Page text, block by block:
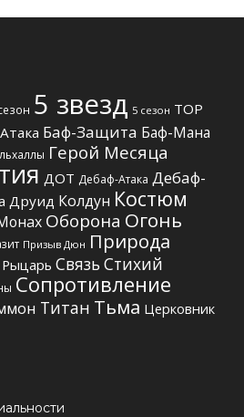
5 звезд 5 сезон TOP
Баф-Защита Баф-Мана
Герой Месяца
ДОТ Дебаф-Атака Дебаф-
Друид Колдун Костюм
Оборона Огонь
Призыв Дюн Природа
Рыцарь Связь Стихий
Сопротивление
Титан Тьма Церковник